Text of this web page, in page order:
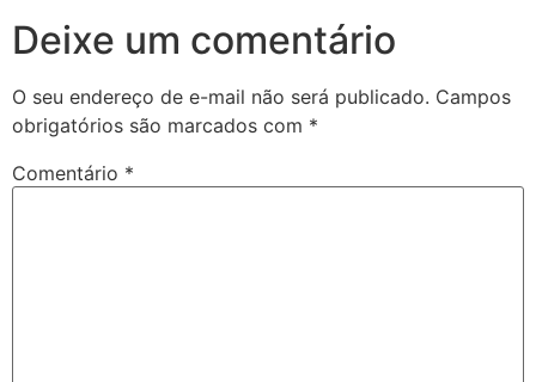
Deixe um comentário
O seu endereço de e-mail não será publicado. Campos
obrigatórios são marcados com *
Comentário *